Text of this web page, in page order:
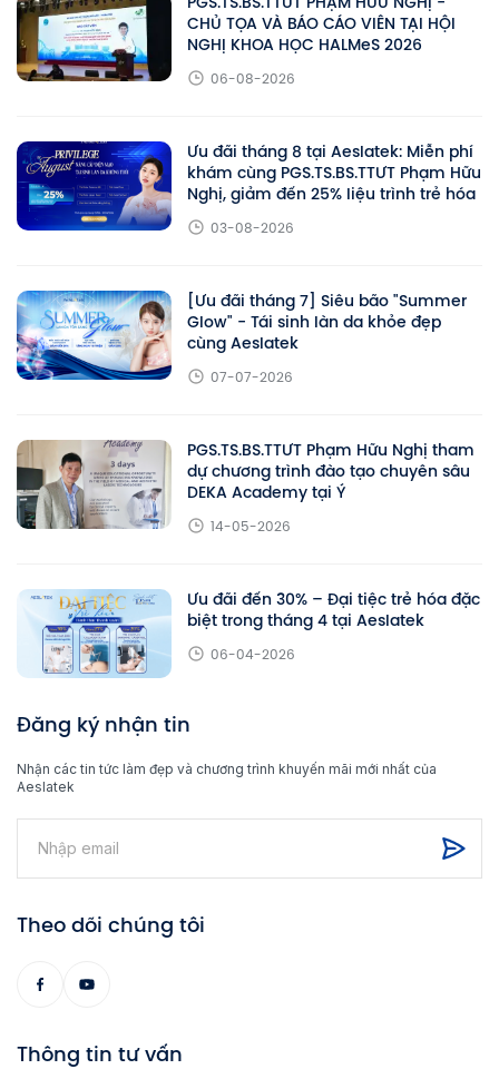
CHỦ TỌA VÀ BÁO CÁO VIÊN TẠI HỘI
NGHỊ KHOA HỌC HALMeS 2026
06-08-2026
Ưu đãi tháng 8 tại Aeslatek: Miễn phí
khám cùng PGS.TS.BS.TTƯT Phạm Hữu
Nghị, giảm đến 25% liệu trình trẻ hóa
03-08-2026
[Ưu đãi tháng 7] Siêu bão "Summer
Glow" - Tái sinh làn da khỏe đẹp
cùng Aeslatek
07-07-2026
PGS.TS.BS.TTƯT Phạm Hữu Nghị tham
dự chương trình đào tạo chuyên sâu
DEKA Academy tại Ý
14-05-2026
Ưu đãi đến 30% – Đại tiệc trẻ hóa đặc
biệt trong tháng 4 tại Aeslatek
06-04-2026
Đăng ký nhận tin
Nhận các tin tức làm đẹp và chương trình khuyến mãi mới nhất của
Aeslatek
Theo dõi chúng tôi
Thông tin tư vấn